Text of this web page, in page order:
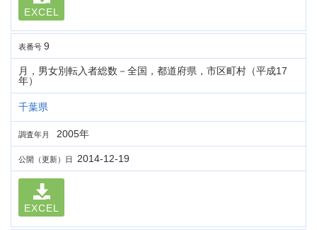
EXCEL
表番号 9
月，男女別転入者総数－全国，都道府県，市区町村（平成17
年）
千葉県
調査年月 2005年
公開（更新）日 2014-12-19
EXCEL